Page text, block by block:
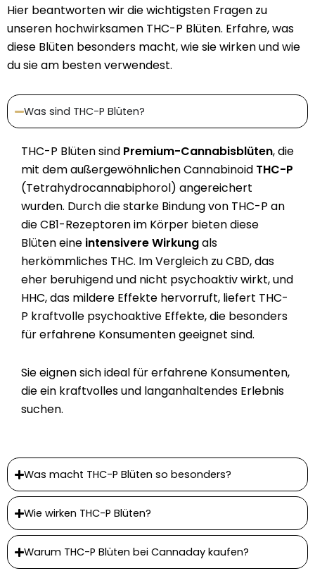
Hier beantworten wir die wichtigsten Fragen zu
unseren hochwirksamen THC-P Blüten. Erfahre, was
diese Blüten besonders macht, wie sie wirken und wie
du sie am besten verwendest.
Was sind THC-P Blüten?
THC-P Blüten sind Premium-Cannabisblüten, die
mit dem außergewöhnlichen Cannabinoid THC-P
(Tetrahydrocannabiphorol) angereichert
wurden. Durch die starke Bindung von THC-P an
die CB1-Rezeptoren im Körper bieten diese
Blüten eine intensivere Wirkungals
herkömmliches THC. Im Vergleich zu CBD, das
eher beruhigend und nicht psychoaktiv wirkt, und
HHC, das mildere Effekte hervorruft, liefert THC-
P kraftvolle psychoaktive Effekte, die besonders
für erfahrene Konsumenten geeignet sind.
Sie eignen sich ideal für erfahrene Konsumenten,
die ein kraftvolles und langanhaltendes Erlebnis
suchen.
Was macht THC-P Blüten so besonders?
Wie wirken THC-P Blüten?
Warum THC-P Blüten bei Cannaday kaufen?